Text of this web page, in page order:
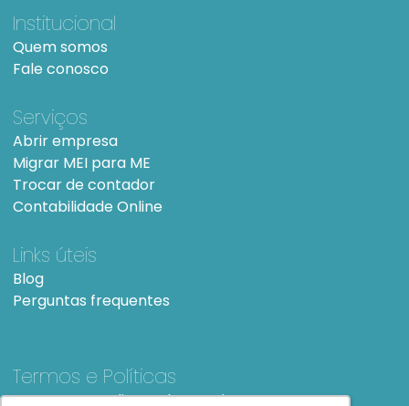
Institucional
Quem somos
Fale conosco
Serviços
Abrir empresa
Migrar MEI para ME
Trocar de contador
Contabilidade Online
Links úteis
Blog
Perguntas frequentes
Termos e Políticas
Termos e condições de UsoSiteMap